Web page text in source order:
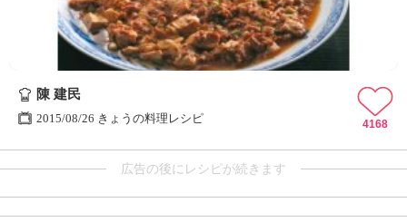
陳 建民
2015/08/26 きょうの料理レシピ 4168
広告の後にレシピが続きます